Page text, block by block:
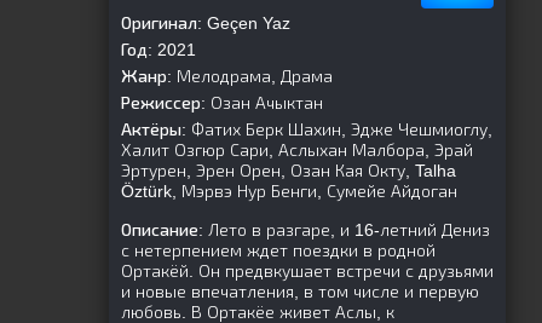
Оригинал: Geçen Yaz
Год: 2021
Жанр: Мелодрама, Драма
Режиссер: Озан Ачыктан
Актёры: Фатих Берк Шахин, Эдже Чешмиоглу,
Халит Озгюр Сари, Аслыхан Малбора, Эрай
Эртурен, Эрен Орен, Озан Кая Окту, Talha
Öztürk, Мэрвэ Нур Бенги, Сумейе Айдоган
Описание: Лето в разгаре, и 16-летний Дениз
с нетерпением ждет поездки в родной
Ортакёй. Он предвкушает встречи с друзьями
и новые впечатления, в том числе и первую
любовь. В Ортакёе живет Аслы, к